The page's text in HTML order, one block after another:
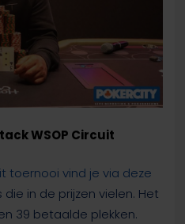
WSOP Circuit
toernooi vind je via deze
in de prijzen vielen. Het
39 betaalde plekken.